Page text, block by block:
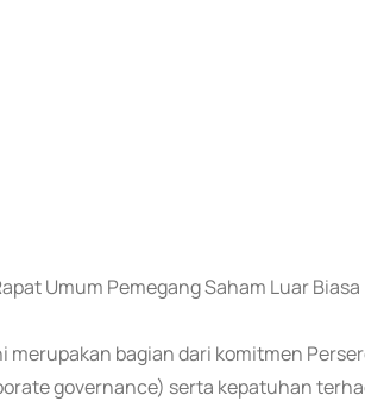
Umum Pemegang Saham Luar
merupakan bagian dari komitmen
governance) serta kepatuhan